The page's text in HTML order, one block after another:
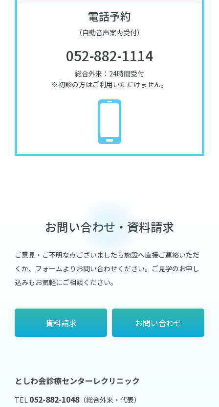
電話予約
（自動音声案内受付）
052-882-1114
総合外来：24時間受付
※初診の方はご利用いただけません。
お問い合わせ・資料請求
ご意見・ご不明な点ございましたら施設へ直接ご連絡いただ
くか、フォームよりお問い合わせください。 ご見学のお申し
込みもお気軽にご相談ください。
資料請求 お問い合わせ
としわ会診療センターレクリニック
TEL 052-882-1048（総合外来・代表）